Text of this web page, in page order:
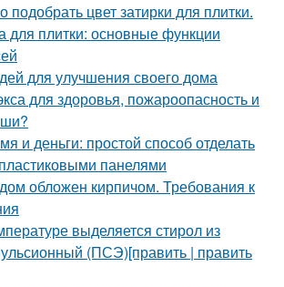
подобрать цвет затирки для плитки.
для плитки: основные функции
для улучшения своего дома
для здоровья, пожароопасность и
и деньги: простой способ отделать
панелями
обложен кирпичом. Требования к
выделяется стирол из
(ПСЭ)[править | править